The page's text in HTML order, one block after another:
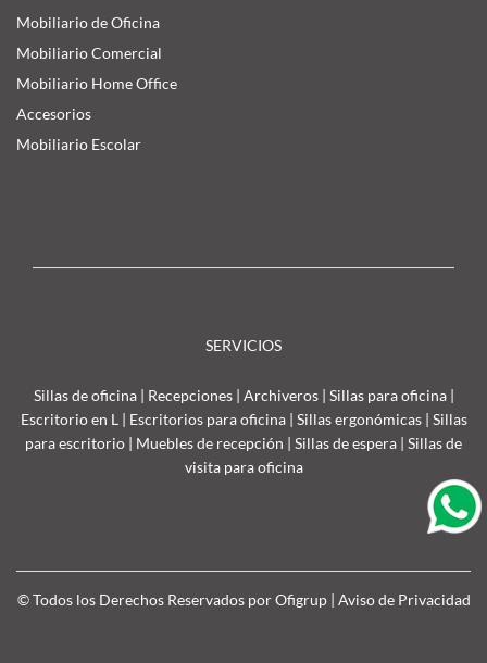
Mobiliario de Oficina
Mobiliario Comercial
Mobiliario Home Office
Accesorios
Mobiliario Escolar
SERVICIOS
Sillas de oficina| Recepciones| Archiveros| Sillas para oficina|
Escritorio en L | Escritorios para oficina| Sillas ergonómicas| Sillas
para escritorio | Muebles de recepción | Sillas de espera | Sillas de
visita para oficina
© Todos los Derechos Reservados por Ofigrup | Aviso de Privacidad